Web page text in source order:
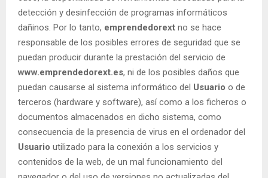
detección y desinfección de programas informáticos
dañinos. Por lo tanto, emprendedorext no se hace
responsable de los posibles errores de seguridad que se
puedan producir durante la prestación del servicio de
www.emprendedorext.es, ni de los posibles daños que
puedan causarse al sistema informático del Usuario o de
terceros (hardware y software), así como a los ficheros o
documentos almacenados en dicho sistema, como
consecuencia de la presencia de virus en el ordenador del
Usuario utilizado para la conexión a los servicios y
contenidos de la web, de un mal funcionamiento del